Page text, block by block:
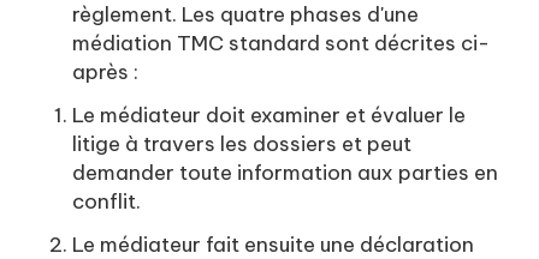
règlement. Les quatre phases d'une
médiation TMC standard sont décrites ci-
après :
Le médiateur doit examiner et évaluer le
litige à travers les dossiers et peut
demander toute information aux parties en
conflit.
Le médiateur fait ensuite une déclaration